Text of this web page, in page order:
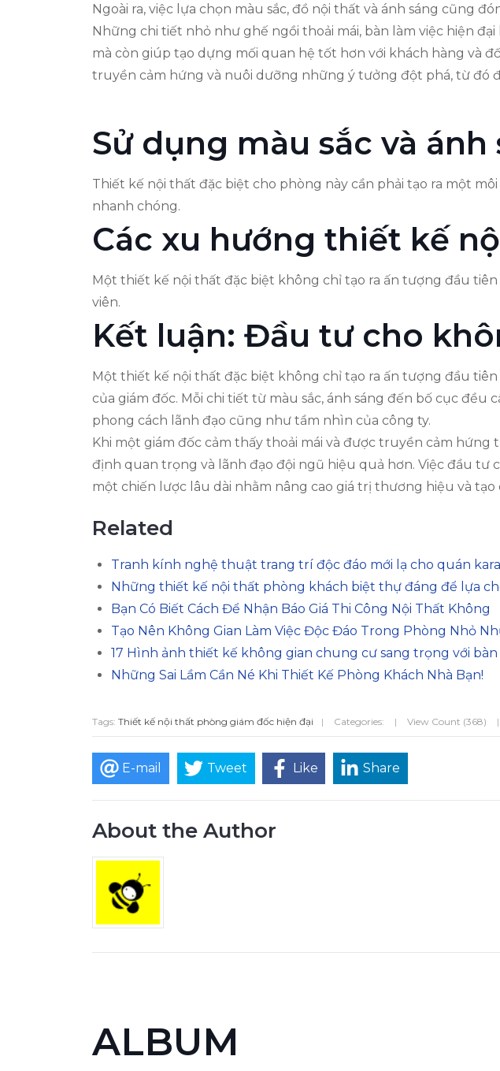
Ngoài ra, việc lựa chọn màu sắc, đồ nội thất và ánh sáng cũng
Những chi tiết nhỏ như ghế ngồi thoải mái, bàn làm việc hiện
mà còn giúp tạo dựng mối quan hệ tốt hơn với khách hàng và
truyền cảm hứng và nuôi dưỡng những ý tưởng đột phá, từ đó
Sử dụng màu sắc và
Thiết kế nội thất đặc biệt cho phòng này cần phải tạo ra một
nhanh chóng.
Các xu hướng thiết kế
Một thiết kế nội thất đặc biệt không chỉ tạo ra ấn tượng đầu
viên.
Kết luận: Đầu tư cho
Một thiết kế nội thất đặc biệt không chỉ tạo ra ấn tượng đầu
của giám đốc. Mỗi chi tiết từ màu sắc, ánh sáng đến bố cục
phong cách lãnh đạo cũng như tầm nhìn của công ty.
Khi một giám đốc cảm thấy thoải mái và được truyền cảm
định quan trọng và lãnh đạo đội ngũ hiệu quả hơn. Việc đầu
một chiến lược lâu dài nhằm nâng cao giá trị thương hiệu và
Related
Tranh kính nghệ thuật trang trí độc đáo mới lạ cho quán
Những thiết kế nội thất phòng khách biệt thự đáng để lựa
Bạn Có Biết Cách Để Nhận Báo Giá Thi Công Nội Thất Không
Tạo Nên Không Gian Làm Việc Độc Đáo Trong Phòng Nhỏ
17 Hình ảnh thiết kế không gian chung cư sang trọng với bàn
Những Sai Lầm Cần Né Khi Thiết Kế Phòng Khách Nhà Bạn!
Tags: Thiết kế nội thất phòng giám đốc hiện đại | Categories: | View Count (368) |
E-mail Tweet Like Share
About the Author
ALBUM